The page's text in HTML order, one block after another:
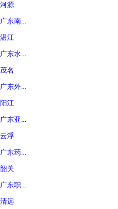
河源
广东南...
湛江
广东水...
茂名
广东外...
阳江
广东亚...
云浮
广东药...
韶关
广东职...
清远